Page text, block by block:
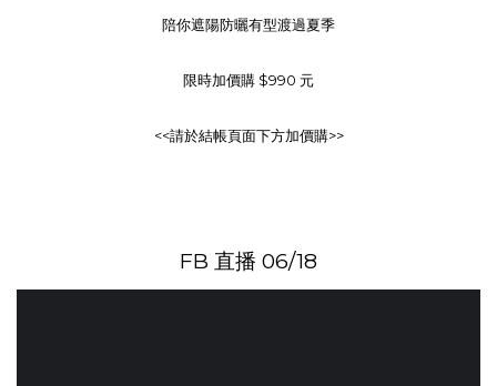
陪你遮陽防曬有型渡過夏季
限時加價購 $990 元
<<請於結帳頁面下方加價購>>
FB 直播 06/18